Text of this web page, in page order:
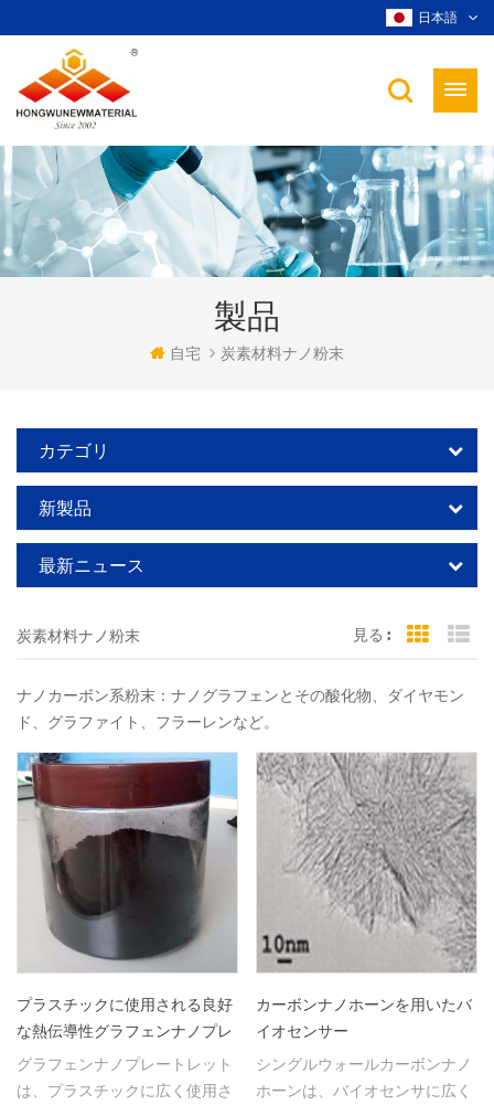
日本語
製品
自宅 炭素材料ナノ粉末
カテゴリ
新製品
最新ニュース
炭素材料ナノ粉末 見る : Grid
ナノカーボン系粉末：ナノグラフェンとその酸化物、ダイヤモン
ド、グラファイト、フラーレンなど。
プラスチックに使用される良好
な熱伝導性グラフェンナノプレ
ートレット
グラフェンナノプレートレット
は、プラスチックに広く使用さ
カーボンナノホーンを用いたバ
イオセンサー
シングルウォールカーボンナノ
ホーンは、バイオセンサに広く